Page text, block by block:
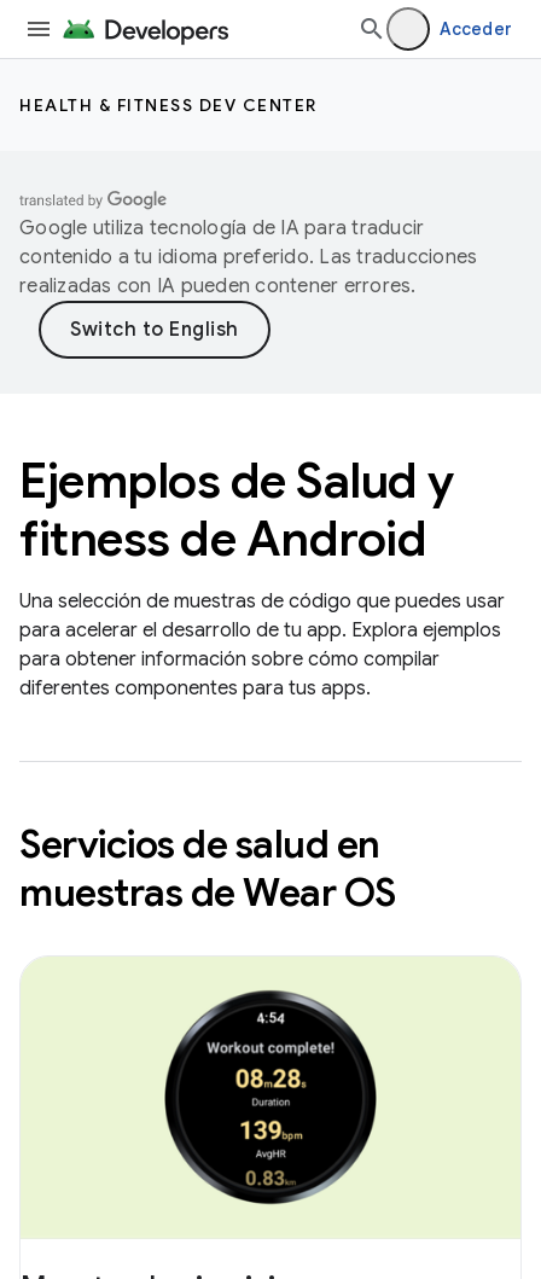
Acceder
HEALTH & FITNESS DEV CENTER
Google utiliza tecnología de IA para traducir
contenido a tu idioma preferido. Las traducciones
realizadas con IA pueden contener errores.
Ejemplos de Salud y
fitness de Android
Una selección de muestras de código que puedes usar
para acelerar el desarrollo de tu app. Explora ejemplos
para obtener información sobre cómo compilar
diferentes componentes para tus apps.
Servicios de salud en
muestras de Wear OS